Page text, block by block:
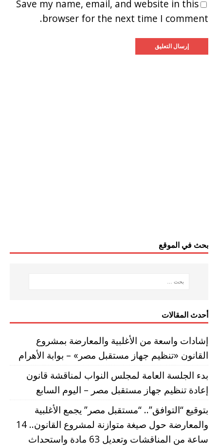
Save my name, email, and website in this
browser for the next time I comment.
بحث في الموقع
أحدث المقالات
إشادات واسعة من الأغلبية والمعارضة بمشروع
القانون «تنظيم جهاز مستقبل مصر» – بوابة الأهرام
بدء الجلسة العامة لمجلس النواب لمناقشة قانون
إعادة تنظيم جهاز مستقبل مصر – اليوم السابع
بتوقيع “التوافق”.. “مستقبل مصر” يجمع الأغلبية
والمعارضة حول صيغة متوازنة لمشروع القانون.. 14
ساعة من المناقشات وتعديل 63 مادة واستحداث